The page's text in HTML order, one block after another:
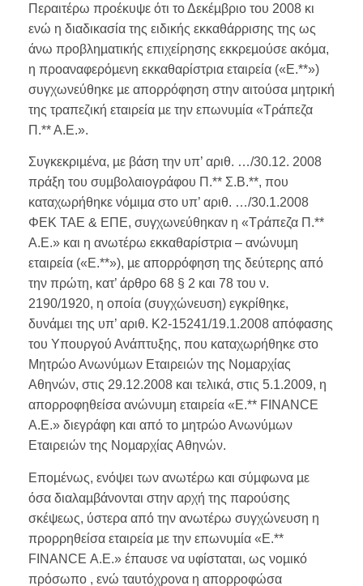
Περαιτέρω προέκυψε ότι το Δεκέµβριο του 2008 κι
ενώ η διαδικασία της ειδικής εκκαθάρρισης της ως
άνω προβληµατικής επιχείρησης εκκρεµούσε ακόµα,
η προαναφερόµενη εκκαθαρίστρια εταιρεία («Ε.**»)
συγχωνεύθηκε µε απορρόφηση στην αιτούσα µητρική
της τραπεζική εταιρεία µε την επωνυµία «Τράπεζα
Π.** Α.Ε.».
Συγκεκριµένα, µε βάση την υπ’ αριθ. …/30.12. 2008
πράξη του συµβολαιογράφου Π.** Σ.Β.**, που
καταχωρήθηκε νόµιµα στο υπ’ αριθ. …/30.1.2008
ΦΕΚ ΤΑΕ & ΕΠΕ, συγχωνεύθηκαν η «Τράπεζα Π.**
Α.Ε.» και η ανωτέρω εκκαθαρίστρια – ανώνυµη
εταιρεία («Ε.**»), µε απορρόφηση της δεύτερης από
την πρώτη, κατ’ άρθρο 68 § 2 και 78 του ν.
2190/1920, η οποία (συγχώνευση) εγκρίθηκε,
δυνάµει της υπ’ αριθ. Κ2-15241/19.1.2008 απόφασης
του Υπουργού Ανάπτυξης, που καταχωρήθηκε στο
Μητρώο Ανωνύµων Εταιρειών της Νοµαρχίας
Αθηνών, στις 29.12.2008 και τελικά, στις 5.1.2009, η
απορροφηθείσα ανώνυµη εταιρεία «Ε.** FINANCE
Α.Ε.» διεγράφη και από το µητρώο Ανωνύµων
Εταιρειών της Νοµαρχίας Αθηνών.
Εποµένως, ενόψει των ανωτέρω και σύµφωνα µε
όσα διαλαµβάνονται στην αρχή της παρούσης
σκέψεως, ύστερα από την ανωτέρω συγχώνευση η
προρρηθείσα εταιρεία µε την επωνυµία «Ε.**
FINANCE Α.Ε.» έπαυσε να υφίσταται, ως νοµικό
πρόσωπο , ενώ ταυτόχρονα η απορροφώσα